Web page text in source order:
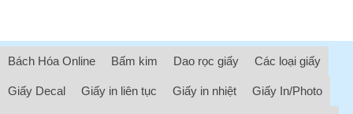
Bách Hóa Online Bấm kim Dao rọc giấy Các loại giấy
Giấy Decal Giấy in liên tục Giấy in nhiệt Giấy In/Photo